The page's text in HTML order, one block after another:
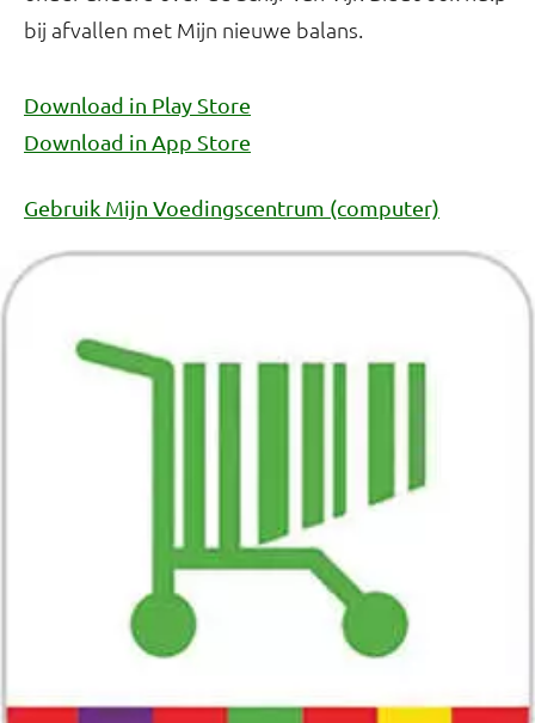
bij afvallen met Mijn nieuwe balans.
Download in Play Store
Download in App Store
Gebruik Mijn Voedingscentrum (computer)